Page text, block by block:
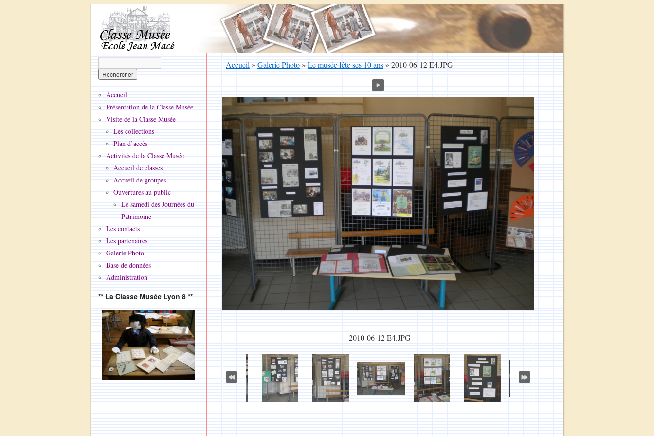
Accueil»Galerie Photo»Le musée fête ses 10 ans»2010-06-12 E4.JPG
2010-06-12 E4.JPG
Accueil
Présentation de la Classe Musée
Visite de la Classe Musée
Les collections
Plan d’accès
Activités de la Classe Musée
Accueil de classes
Accueil de groupes
Ouvertures au public
Le samedi des Journées du
Patrimoine
Les contacts
Les partenaires
Galerie Photo
Base de données
Administration
** La Classe Musée Lyon 8 **